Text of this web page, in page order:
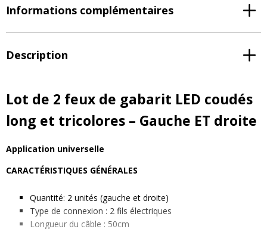
Informations complémentaires
Description
Lot de 2 feux de gabarit LED coudés
long et tricolores – Gauche ET droite
Application universelle
CARACTÉRISTIQUES GÉNÉRALES
Quantité: 2 unités (gauche et droite)
Type de connexion : 2 fils électriques
Longueur du câble : 50cm